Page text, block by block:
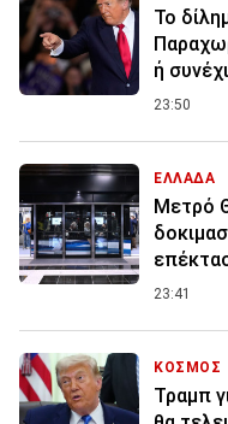
Το
ή
23:50
ΕΛΛΑΔΑ
Μετρό
23:41
ΚΟΣΜΟΣ
Τραμπ